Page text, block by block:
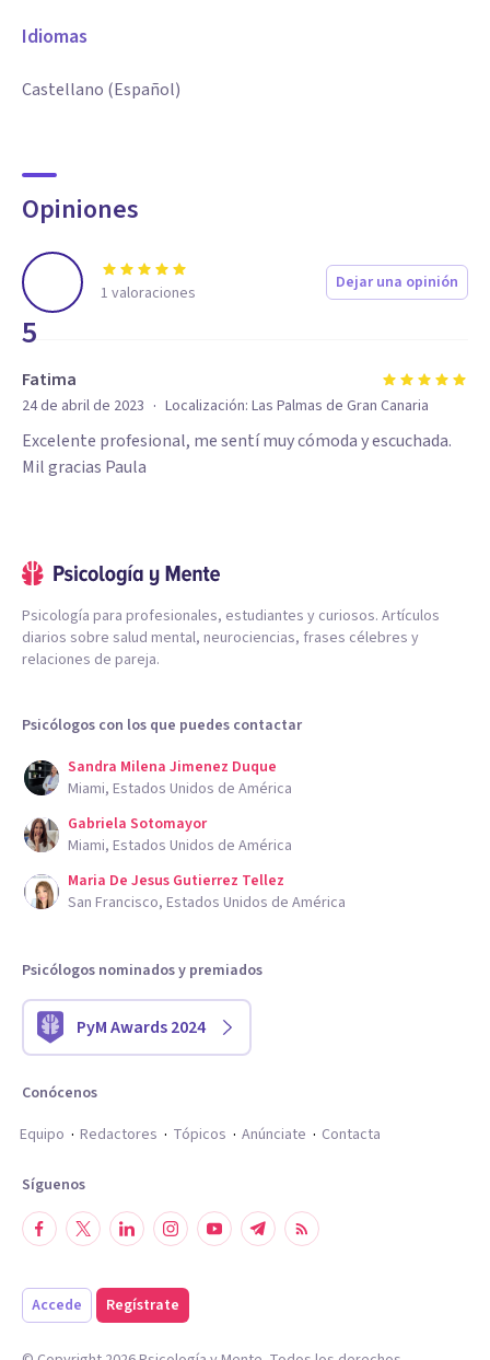
Idiomas
Castellano (Español)
Opiniones
5
1 valoraciones Dejar una opinión
Fatima
24 de abril de 2023 · Localización: Las Palmas de Gran Canaria
Excelente profesional, me sentí muy cómoda y escuchada.
Mil gracias Paula
Psicología para profesionales, estudiantes y curiosos. Artículos
diarios sobre salud mental, neurociencias, frases célebres y
relaciones de pareja.
Psicólogos con los que puedes contactar
Sandra Milena Jimenez Duque
Miami, Estados Unidos de América
Gabriela Sotomayor
Miami, Estados Unidos de América
Maria De Jesus Gutierrez Tellez
San Francisco, Estados Unidos de América
Psicólogos nominados y premiados
PyM Awards 2024
Conócenos
Equipo
Redactores Tópicos Anúnciate Contacta
Síguenos
Accede Regístrate